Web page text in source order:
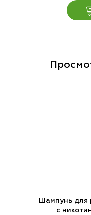
Шампунь для
с